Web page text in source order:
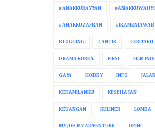
#ANAKKURAYYAN
#ANAKKUZAFRAN #IRAMENJAWAB
BLOGGING CANTIK CERITAKU
DRAMA KOREA FIKSI FILM
GAYA HOBBY INFO
KEHAMILANKU KESEHATAN
KEUANGAN KULINER LOMBA
MY JOB MY ADVENTURE OPINI